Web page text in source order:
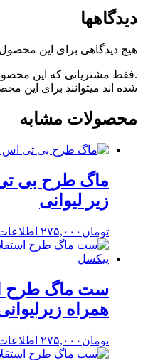
دیدگاهها
هیچ دیدگاهی برای این
.فقط مشتریانی که این
شده اند میتوانند برای این
محصولات مشابه
زیر لیوانی
تومان ۲۷۵,۰۰۰
همراه
تومان ۲۷۵,۰۰۰